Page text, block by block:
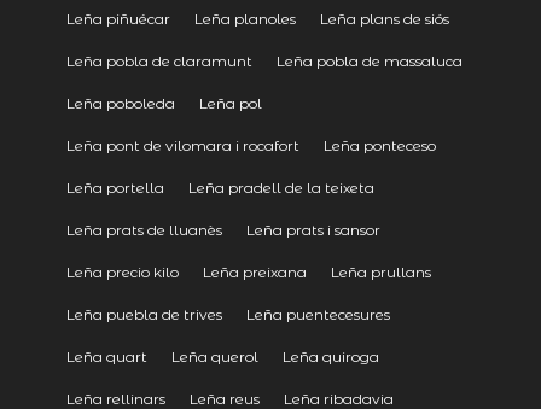
Leña piñuécar Leña planoles Leña plans de siós
Leña pobla de claramunt Leña pobla de massaluca
Leña poboleda Leña pol
Leña pont de vilomara i rocafort Leña ponteceso
Leña portella Leña pradell de la teixeta
Leña prats de lluanès Leña prats i sansor
Leña precio kilo Leña preixana Leña prullans
Leña puebla de trives Leña puentecesures
Leña quart Leña querol Leña quiroga
Leña rellinars Leña reus Leña ribadavia